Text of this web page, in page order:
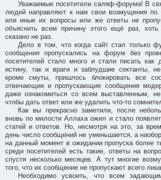
Уважаемые посетители саляф-форума! В
людей направляют к нам свои возмущения по
или иные их вопросы или же ответы не
объяснить всем причину этого ещё раз,
сказано не раз.
Дело в том, что когда сайт стал только
сообщения пропускались на форум без
посетителей стало много и стали писать
истину, так и враги и заблудшие сектанты,
кроме смуты, пришлось блокировать все
отвечающие и пропускающие сообщения
даже ознакомиться со всем выставленным,
чтобы дать ответ или же удалить что-то
Как вы прекрасно заметили, после
вновь по милости Аллаха ожил и стало
статей и ответов. Но, несмотря на это, за
день число сообщений не уменьшается, а
на данный момент в ожидании пропуска более
среди посетителей есть такие, ответы на
спустя несколько месяцев. А тут многие
того, что их сообщение не пропускают всего
Необходимо усвоить, что всем